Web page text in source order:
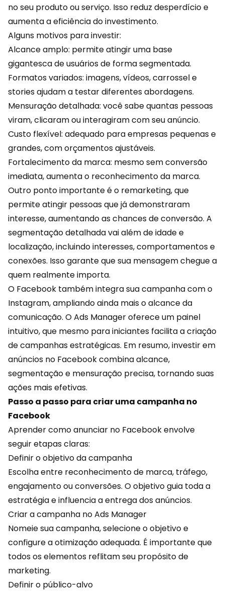
no seu produtoou serviço. Isso reduz desperdício e
aumenta a eficiência do investimento.
Alguns motivos para investir:
Alcance amplo: permite atingir uma base
gigantesca de usuários de forma segmentada.
Formatos variados: imagens, vídeos, carrossel e
stories ajudam a testar diferentes abordagens.
Mensuração detalhada: você sabe quantas pessoas
viram, clicaram ou interagiram com seu anúncio.
Custo flexível: adequado para empresas pequenas e
grandes, com orçamentos ajustáveis.
Fortalecimento da marca: mesmo semconversão
imediata, aumenta o reconhecimento da marca.
Outro ponto importante é o remarketing, que
permite atingir pessoas que já demonstraram
interesse, aumentando as chances de conversão. A
segmentação detalhada vai além de idade e
localização, incluindo interesses, comportamentos e
conexões. Isso garante que sua mensagem chegue a
quem realmente importa.
O Facebook também integra sua campanha com o
Instagram, ampliando ainda mais o alcance da
comunicação. O Ads Manager oferece um painel
intuitivo, que mesmo para iniciantes facilita a criação
de campanhas estratégicas. Em resumo, investir em
anúncios no Facebook combina alcance,
segmentação e mensuração precisa, tornando suas
ações mais efetivas.
Passo a passo para criar uma campanha no
Facebook
Aprender como anunciar no Facebook envolve
seguir etapas claras:
Definir o objetivo da campanha
Escolha entre reconhecimento de marca, tráfego,
engajamentoou conversões. O objetivo guia toda a
estratégia e influencia a entrega dos anúncios.
Criar a campanha no Ads Manager
Nomeie sua campanha, selecione o objetivo e
configure a otimização adequada. É importante que
todos os elementos reflitam seu propósito de
marketing.
Definir o público-alvo